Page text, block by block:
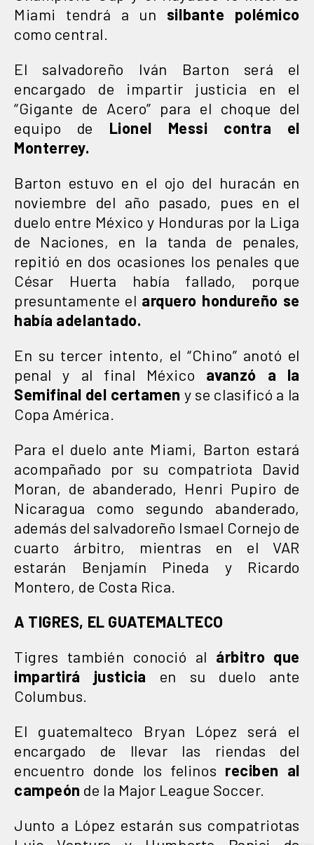
Miami tendrá a un silbante polémico
como central.
El salvadoreño Iván Barton será el
encargado de impartir justicia en el
“Gigante de Acero” para el choque del
equipo de Lionel Messi contra el
Monterrey.
Barton estuvo en el ojo del huracán en
noviembre del año pasado, pues en el
duelo entre México y Honduras por la Liga
de Naciones, en la tanda de penales,
repitió en dos ocasiones los penales que
César Huerta había fallado, porque
presuntamente el arquero hondureño se
había adelantado.
En su tercer intento, el “Chino” anotó el
penal y al final México avanzó a la
Semifinal del certamen y se clasificó a la
Copa América.
Para el duelo ante Miami, Barton estará
acompañado por su compatriota David
Moran, de abanderado, Henri Pupiro de
Nicaragua como segundo abanderado,
además del salvadoreño Ismael Cornejo de
cuarto árbitro, mientras en el VAR
estarán Benjamín Pineda y Ricardo
Montero, de Costa Rica.
A TIGRES, EL GUATEMALTECO
Tigres también conoció al árbitro que
impartirá justicia en su duelo ante
Columbus.
El guatemalteco Bryan López será el
encargado de llevar las riendas del
encuentro donde los felinos reciben al
campeón de la Major League Soccer.
Junto a López estarán sus compatriotas